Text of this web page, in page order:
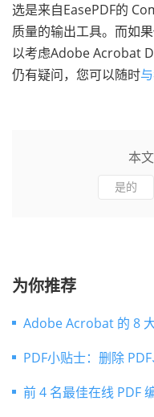
选是来自EasePDF的
质量的输出工具。而如
以考虑Adobe Acrobat
仍有疑问，您可以随时
本
是的
为你推荐
Adobe Acrobat 的 8
PDF小贴士：删除
前 4 名最佳在线 PDF